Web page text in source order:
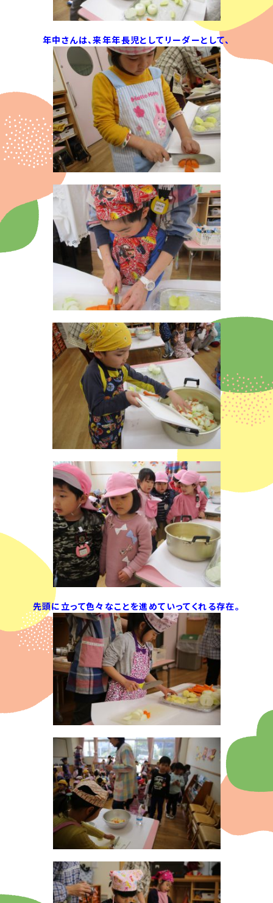
年中さんは、来年年長児としてリーダーとして、
先頭に立って色々なことを進めていってくれる存在。